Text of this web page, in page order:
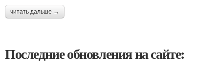
читать дальше →
Последние обновления на сайте: